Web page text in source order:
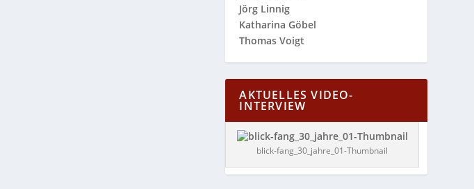
Jörg Linnig
Katharina Göbel
Thomas Voigt
AKTUELLES VIDEO-
INTERVIEW
blick-fang_30_jahre_01-Thumbnail